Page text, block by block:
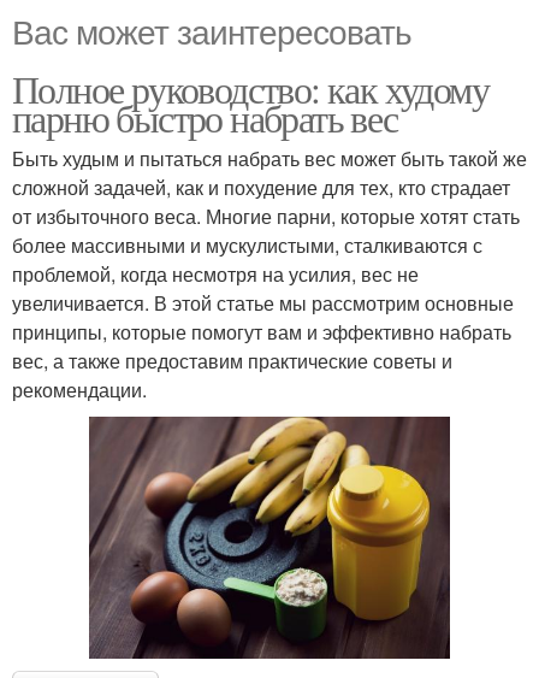
Вас может заинтересовать
Полное руководство: как худому
парню быстро набрать вес
Быть худым и пытаться набрать вес может быть такой же
сложной задачей, как и похудение для тех, кто страдает
от избыточного веса. Многие парни, которые хотят стать
более массивными и мускулистыми, сталкиваются с
проблемой, когда несмотря на усилия, вес не
увеличивается. В этой статье мы рассмотрим основные
принципы, которые помогут вам и эффективно набрать
вес, а также предоставим практические советы и
рекомендации.